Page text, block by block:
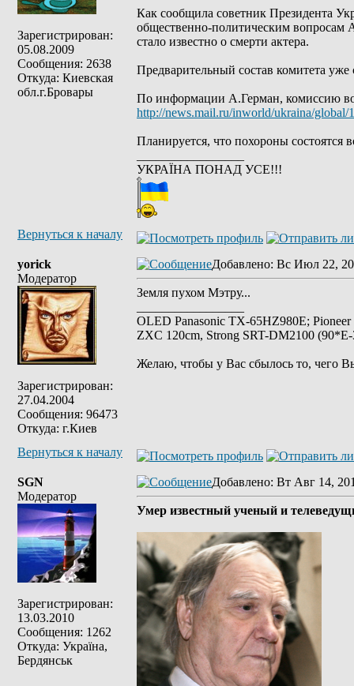
Зарегистрирован:
05.08.2009
Сообщения: 2638
Откуда: Киевская
обл.г.Бровары
Как сообщила советник Президента
общественно-политическим вопросам
стало известно о смерти актера.
Предварительный состав комитета
По информации А.Герман, комиссию
http://news.mail.ru/inworld/ukraina/global/
Планируется, что похороны состоятся
УКРАЇНА ПОНАД УСЕ!!!
Вернуться к началу
yorick
Модератор
Зарегистрирован:
27.04.2004
Сообщения: 96473
Откуда: г.Киев
Добавлено: Вс Июл 22,
Земля пухом Мэтру...
OLED Panasonic TX-65HZ980E;
ZXC 120cm, Strong SRT-DM2100
Желаю, чтобы у Вас сбылось то, чего
Вернуться к началу
SGN
Модератор
Зарегистрирован:
13.03.2010
Сообщения: 1262
Откуда: Україна,
Бердянськ
Добавлено: Вт Авг 14,
Умер известный ученый и